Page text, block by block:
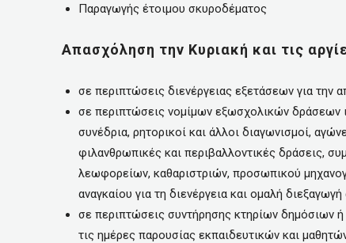
Παραγωγής έτοιμου σκυροδέματος
Απασχόληση την Κυριακή και τις
σε περιπτώσεις διενέργειας εξετάσεων για την
σε περιπτώσεις νομίμων εξωσχολικών δράσεων
συνέδρια, ρητορικοί και άλλοι διαγωνισμοί,
φιλανθρωπικές και περιβαλλοντικές δράσεις,
λεωφορείων, καθαριστριών, προσωπικού
αναγκαίου για τη διενέργεια και ομαλή
σε περιπτώσεις συντήρησης κτηρίων δημόσιων
τις ημέρες παρουσίας εκπαιδευτικών και